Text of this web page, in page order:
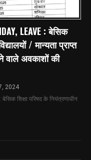
LEAVE : बेसिक
/ मान्यता प्राप्त
वाले अवकाशों की
2024
शिक्षा परिषद के नियंत्रणाधीन